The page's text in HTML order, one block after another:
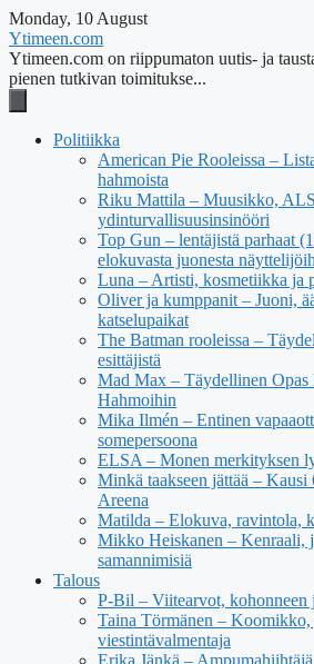
Monday, 10 August
Ytimeen.com
Ytimeen.com on riippumaton uutis- ja
pienen tutkivan toimitukse...
Politiikka
American Pie Rooleissa –
hahmoista
Riku Mattila – Muusikko,
ydinturvallisuusinsinööri
Top Gun – lentäjistä parhaat
elokuvasta juonesta
Luna – Artisti, kosmetiikka ja
Oliver ja kumppanit – Juoni,
katselupaikat
The Batman rooleissa –
esittäjistä
Mad Max – Täydellinen
Hahmoihin
Mika Ilmén – Entinen
somepersoona
ELSA – Monen merkityksen
Minkä taakseen jättää –
Areena
Matilda – Elokuva, ravintola,
Mikko Heiskanen – Kenraali,
samannimisiä
Talous
P-Bil – Viitearvot, kohonneen
Taina Törmänen – Koomikko,
viestintävalmentaja
Erika Jänkä –